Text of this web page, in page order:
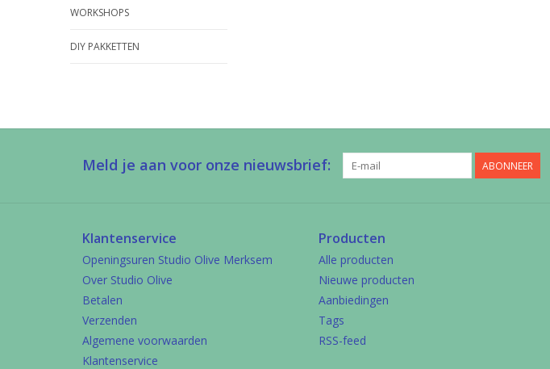
WORKSHOPS
DIY PAKKETTEN
Meld je aan voor onze nieuwsbrief: ABONNEER
Klantenservice
Openingsuren Studio Olive Merksem
Over Studio Olive
Betalen
Verzenden
Algemene voorwaarden
Klantenservice
Producten
Alle producten
Nieuwe producten
Aanbiedingen
Tags
RSS-feed